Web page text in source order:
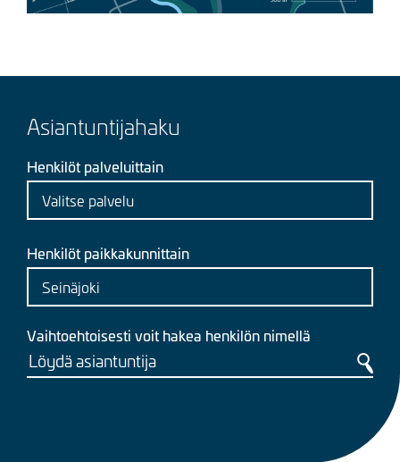
Asiantuntijahaku
Henkilöt palveluittain
Henkilöt paikkakunnittain
Vaihtoehtoisesti voit hakea henkilön nimellä